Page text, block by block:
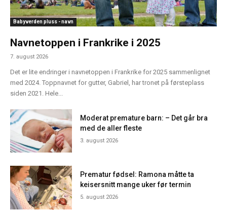
Babyverden pluss - navn
Navnetoppen i Frankrike i 2025
7. august 2026
Det er lite endringer i navnetoppen i Frankrike for 2025 sammenlignet
med 2024. Toppnavnet for gutter, Gabriel, har tronet på førsteplass
siden 2021. Hele...
Moderat premature barn: – Det går bra
med de aller fleste
3. august 2026
Prematur fødsel: Ramona måtte ta
keisersnitt mange uker før termin
5. august 2026